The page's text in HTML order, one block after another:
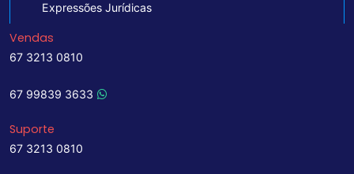
Expressões Jurídicas
Vendas
67 3213 0810
67 99839 3633
Suporte
67 3213 0810